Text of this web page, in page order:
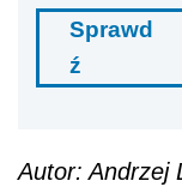
Sprawd
ź
Autor: Andrzej